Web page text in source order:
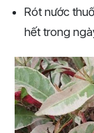
Rót nước
hết trong